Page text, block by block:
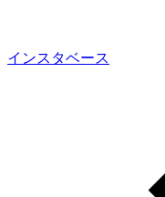
インスタベース